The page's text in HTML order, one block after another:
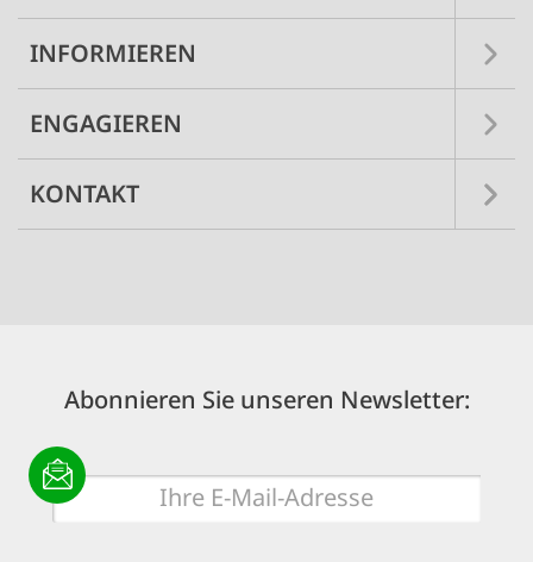
INFORMIEREN
ENGAGIEREN
KONTAKT
Abonnieren Sie unseren Newsletter:
E-
Mail